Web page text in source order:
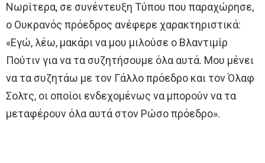
Νωρίτερα, σε συνέντευξη Τύπου που παραχώρησε,
ο Ουκρανός πρόεδρος ανέφερε χαρακτηριστικά:
«Εγώ, λέω, μακάρι να μου μιλούσε ο Βλαντιμίρ
Πούτιν για να τα συζητήσουμε όλα αυτά. Μου μένει
να τα συζητάω με τον Γάλλο πρόεδρο και τον Όλαφ
Σολτς, οι οποίοι ενδεχομένως να μπορούν να τα
μεταφέρουν όλα αυτά στον Ρώσο πρόεδρο».